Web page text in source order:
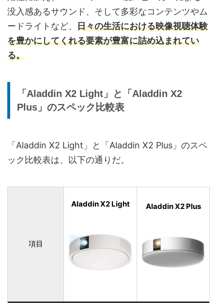
没入感あるサウンド、そして多彩なコンテンツやム
ードライトなど、 日々の生活における映像視聴体験
を豊かにしてくれる要素が豊富に詰め込まれてい
る。
「Aladdin X2 Light」と「Aladdin X2
Plus」のスペック比較表
「Aladdin X2 Light」と「Aladdin X2 Plus」のスペ
ック比較表は、以下の通りだ。
項目
Aladdin X2 Light AladdinX2 Plus